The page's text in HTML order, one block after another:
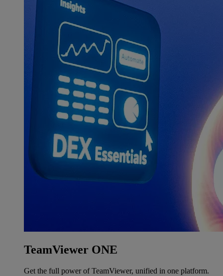
TeamViewer ONE
Get the full power of TeamViewer, unified in one platform.